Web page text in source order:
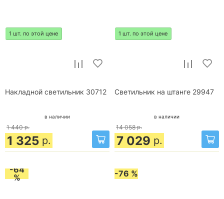
1 шт. по этой цене
Накладной светильник 30712
в наличии
1 440 р.
1 325 р.
1 шт. по этой цене
Светильник на штанге 29947
в наличии
14 058 р.
7 029 р.
-64
%
-76 %